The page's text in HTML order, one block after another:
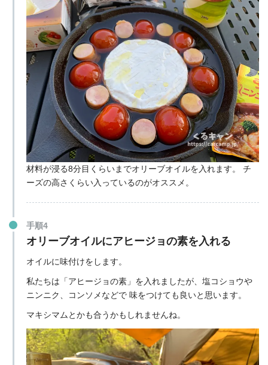
材料が浸る8分目くらいまでオリーブオイルを入れます。
チ
ーズの高さくらい入っているのがオススメ。
手順4
オリーブオイルにアヒージョの素を入れる
オイルに味付けをします。
私たちは「アヒージョの素」を入れましたが、塩コショウや
ニンニク、コンソメなどで味をつけても良いと思います。
マキシマムとかも合うかもしれませんね。